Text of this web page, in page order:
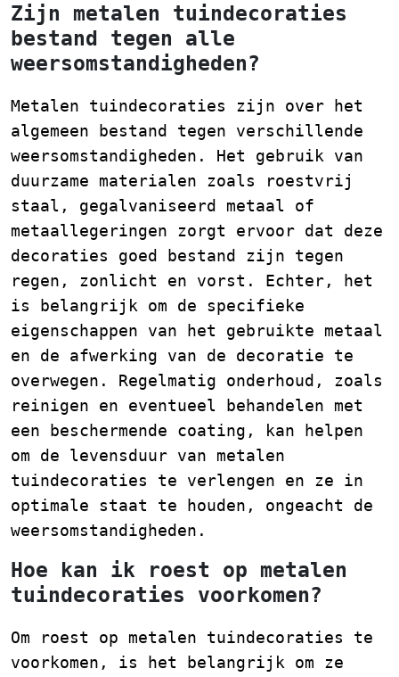
Zijn metalen tuindecoraties
bestand tegen alle
weersomstandigheden?
Metalen tuindecoraties zijn over het
algemeen bestand tegen verschillende
weersomstandigheden. Het gebruik van
duurzame materialen zoals roestvrij
staal, gegalvaniseerd metaal of
metaallegeringen zorgt ervoor dat deze
decoraties goed bestand zijn tegen
regen, zonlicht en vorst. Echter, het
is belangrijk om de specifieke
eigenschappen van het gebruikte metaal
en de afwerking van de decoratie te
overwegen. Regelmatig onderhoud, zoals
reinigen en eventueel behandelen met
een beschermende coating, kan helpen
om de levensduur van metalen
tuindecoraties te verlengen en ze in
optimale staat te houden, ongeacht de
weersomstandigheden.
Hoe kan ik roest op metalen
tuindecoraties voorkomen?
Om roest op metalen tuindecoraties te
voorkomen, is het belangrijk om ze